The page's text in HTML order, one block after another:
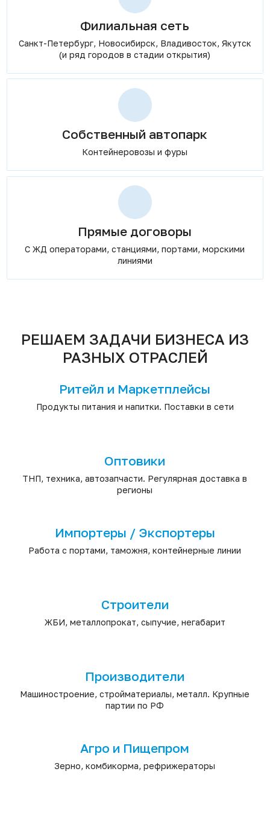
Филиальная сеть
Санкт-Петербург, Новосибирск, Владивосток, Якутск
(и ряд городов в стадии открытия)
Собственный автопарк
Контейнеровозы и фуры
Прямые договоры
С ЖД операторами, станциями, портами, морскими
линиями
РЕШАЕМ ЗАДАЧИ БИЗНЕСА ИЗ
РАЗНЫХ ОТРАСЛЕЙ
Ритейл и Маркетплейсы
Продукты питания и напитки. Поставки в сети
Оптовики
ТНП, техника, автозапчасти. Регулярная доставка в
регионы
Импортеры / Экспортеры
Работа с портами, таможня, контейнерные линии
Строители
ЖБИ, металлопрокат, сыпучие, негабарит
Производители
Машиностроение, стройматериалы, металл. Крупные
партии по РФ
Агро и Пищепром
Зерно, комбикорма, рефрижераторы